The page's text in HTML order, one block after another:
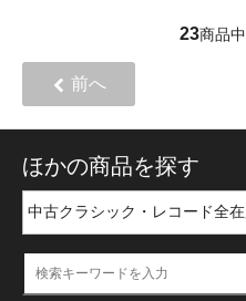
23商品中
前へ
ほかの商品を探す